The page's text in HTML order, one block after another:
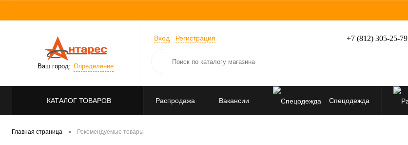
Ваш город: Определение
Вход Регистрация +7 (812) 305-25-79
КАТАЛОГ ТОВАРОВ Распродажа Вакансии Спецодежда
Главная страница • Рекомендуемые товары